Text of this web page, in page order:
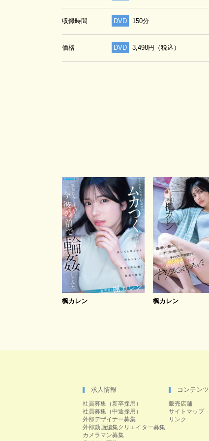
収録時間 DVD 150分
価格 DVD 3,498円（税込）
楓カレン 楓カレン
求人情報
社員募集（新卒採用）
社員募集（中途採用）
外部デザイナー募集
外部動画編集クリエイター募集
カメラマン募集
コンテンツ
販売店舗
サイトマップ
リンク